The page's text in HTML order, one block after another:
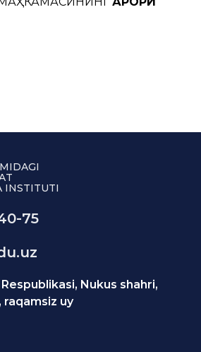
INSTITUTI
75
Nukus shahri,
raqamsiz uy